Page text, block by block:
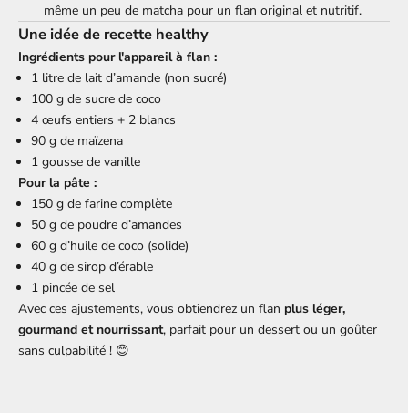
même un peu de matcha pour un flan original et nutritif.
Une idée de recette healthy
Ingrédients pour l'appareil à flan :
1 litre de lait d’amande (non sucré)
100 g de sucre de coco
4 œufs entiers + 2 blancs
90 g de maïzena
1 gousse de vanille
Pour la pâte :
150 g de farine complète
50 g de poudre d’amandes
60 g d’huile de coco (solide)
40 g de sirop d’érable
1 pincée de sel
Avec ces ajustements, vous obtiendrez un flan plus léger,
gourmand et nourrissant, parfait pour un dessert ou un goûter
sans culpabilité ! 😊